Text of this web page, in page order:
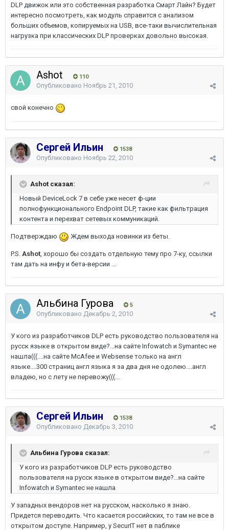
DLP движок или это собственная разработка Смарт Лайн? Будет
интересно посмотреть, как модуль справится с анализом
больших объемов, копируемых на USB, все-таки вычислительная
нагрузка при классических DLP проверках довольно высокая.
Ashot 110
Опубликовано Ноябрь 21, 2010
свой конечно
Сергей Ильин 1538
Опубликовано Ноябрь 22, 2010
Ashot сказал:
Новый DeviceLock 7 в себе уже несет ф-ции
полнофункционального Endpoint DLP, такие как фильтрация
контента и перехват сетевых коммуникаций.
Подтверждаю Ждем выхода новинки из беты.
P.S. Ashot , хорошо бы создать отдельную тему про 7-ку, ссылки
там дать на инфу и бета-версии ...
Альбина Гурова 5
Опубликовано Декабрь 2, 2010
У кого из разработчиков DLP есть руководство пользователя на
русск языке в открытом виде?...на сайте Infowatch и Symantec не
нашла(((....на сайте McAfee и Websense только на англ
языке....300 страниц англ языка я за два дня не одолею....англ
владею, но с лету не перевожу(((...
Сергей Ильин 1538
Опубликовано Декабрь 3, 2010
Альбина Гурова сказал:
У кого из разработчиков DLP есть руководство
пользователя на русск языке в открытом виде?...на сайте
Infowatch и Symantec не нашла
У западных вендоров нет на русском, насколько я знаю.
Придется переводить. Что касается российских, то там не все в
открытом доступе. Например, у SecurIT нет в паблике